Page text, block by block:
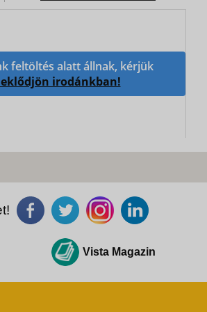
feltöltés alatt állnak, kérjük
irodánkban!
Vista Magazin